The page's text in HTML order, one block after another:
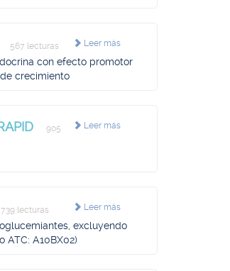
Leer más
567 lecturas
con efecto promotor
crecimiento
Leer más
905
Leer más
739 lecturas
excluyendo
ATC: A10BX02)